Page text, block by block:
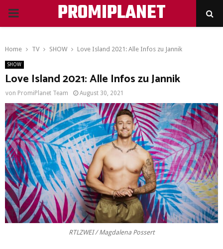
PRIMARY
PROMIPLANET
Home TV SHOW Love Island 2021: Alle Infos zu Jannik
SHOW
Love Island 2021: Alle Infos zu Jannik
von PromiPlanet Team August 30, 2021
RTLZWEI / Magdalena Possert